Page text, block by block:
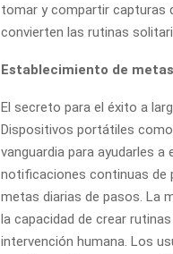
tomar y compartir capturas
convierten las rutinas
Establecimiento de
El secreto para el éxito a
Dispositivos portátiles como
vanguardia para ayudarles
notificaciones continuas de
metas diarias de pasos. La
la capacidad de crear
intervención humana. Los